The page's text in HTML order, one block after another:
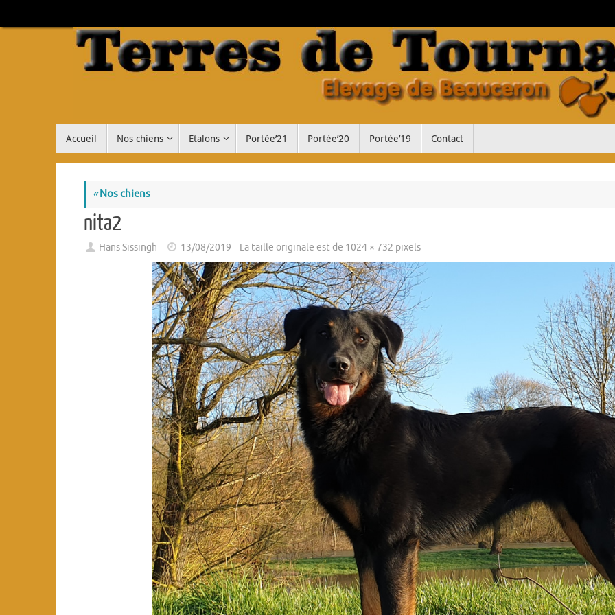
au
Accueil Nos chiens Etalons Portée’21 Portée’20 Portée’19 Contact
«Nos chiens
nita2
Hans Sissingh 13/08/2019 La taille originale est de 1024 × 732 pixels